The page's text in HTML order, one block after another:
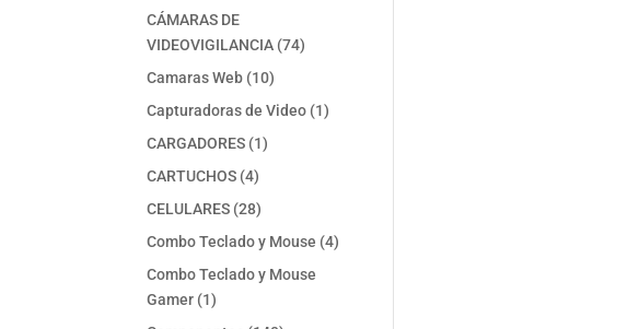
CÁMARAS DE
VIDEOVIGILANCIA 7474
Camaras Web 1010
productos
Capturadoras de Video 11
CARGADORES 11
CARTUCHOS 44
productos
CELULARES 2828
productos
Combo Teclado y Mouse 44
Combo Teclado y Mouse
Gamer 11
producto